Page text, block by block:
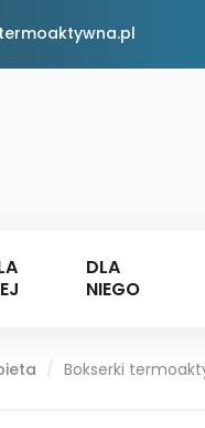
DLA
NIEGO
Bokserki